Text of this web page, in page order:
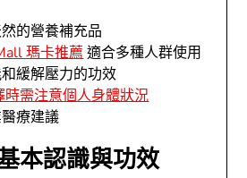
的營養補充品
瑪卡推薦適合多種人群使用
緩解壓力的功效
時需注意個人身體狀況
療建議
本認識與功效